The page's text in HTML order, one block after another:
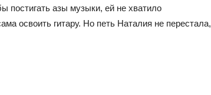
постигать азы музыки, ей не хватило
освоить гитару. Но петь Наталия не перестала,